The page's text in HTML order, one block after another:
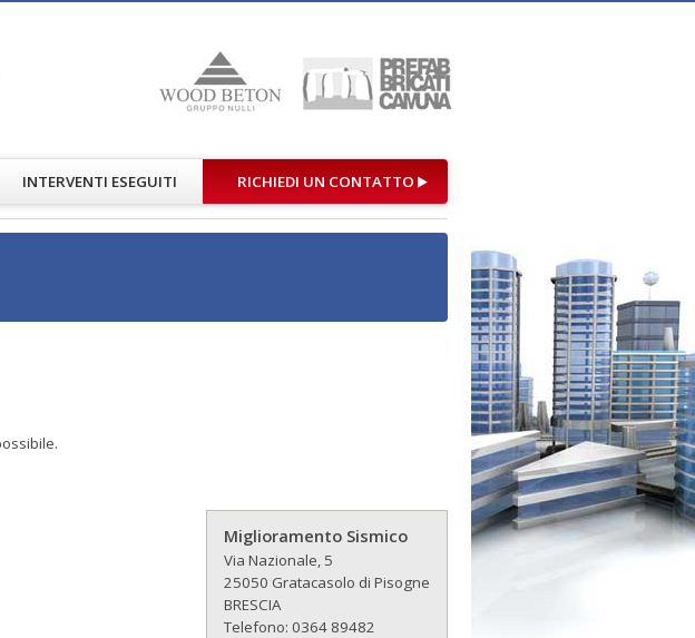
INTERVENTI ESEGUITI RICHIEDI UN CONTATTO
Miglioramento Sismico
Via Nazionale, 5
25050 Gratacasolo di Pisogne
BRESCIA
Telefono: 0364 89482